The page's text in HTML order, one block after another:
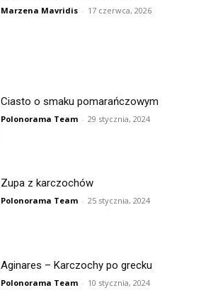
Marzena Mavridis - 17 czerwca, 2026
Ciasto o smaku pomarańczowym
Polonorama Team - 29 stycznia, 2024
Zupa z karczochów
Polonorama Team - 25 stycznia, 2024
Aginares – Karczochy po grecku
Polonorama Team - 10 stycznia, 2024